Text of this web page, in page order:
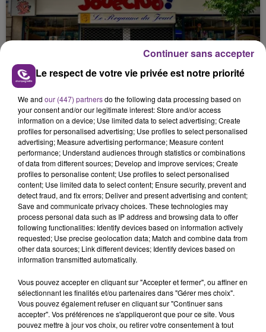
LE MAGASIN JOUÉCLUB DE REIMS FERME
SES PORTES
C'était l'une des institutions du centre-ville
rémois. Le magasin JouéClub est contraint de
fermer ses portes.
TITRES DIFFUSÉS
12h29
12h29
DJ GOJA & JASON DERULO &
MELODY
Mi Chico
12h25
12h25
KALEO
Way Down We Go
Le respect de votre vie privée est notre priorité
We and our (447) partnersdo the following data processing based on
your consent and/or our legitimate interest: Store and/or access
information on a device; Use limited data to select advertising; Create
profiles for personalised advertising; Use profiles to select personalised
advertising; Measure advertising performance; Measure content
performance; Understand audiences through statistics or combinations
of data from different sources; Develop and improve services; Create
profiles to personalise content; Use profiles to select personalised
content; Use limited data to select content; Ensure security, prevent and
detect fraud, and fix errors; Deliver and present advertising and content;
Save and communicate privacy choices. These technologies may
process personal data such as IP address and browsing data to offer
following functionalities: Identify devices based on information actively
requested; Use precise geolocation data; Match and combine data from
other data sources; Link different devices; Identify devices based on
information transmitted automatically.
Vous pouvez accepter en cliquant sur "Accepter et fermer", ou affiner en
sélectionnant les finalités et/ou partenaires dans "Gérer mes choix".
Vous pouvez également refuser en cliquant sur "Continuer sans
accepter". Vos préférences ne s'appliqueront que pour ce site. Vous
pouvez mettre à jour vos choix, ou retirer votre consentement à tout
Continuer sans accepter